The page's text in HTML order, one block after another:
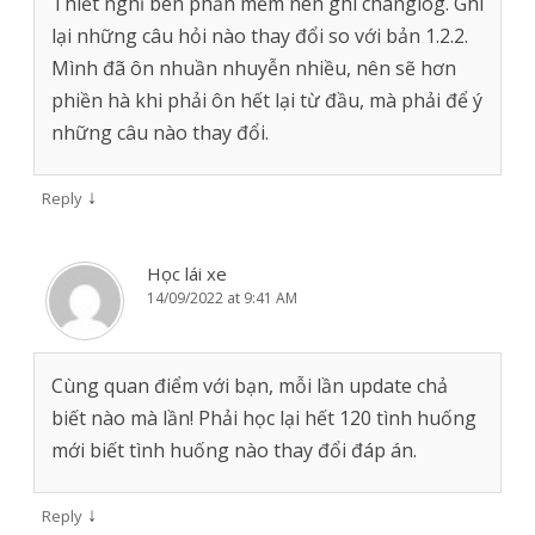
lại những câu hỏi nào thay đổi so với bản 1.2.2.
Mình đã ôn nhuần nhuyễn nhiều, nên sẽ hơn
phiền hà khi phải ôn hết lại từ đầu, mà phải để ý
những câu nào thay đổi.
Reply ↓
Học lái xe
14/09/2022 at 9:41 AM
Cùng quan điểm với bạn, mỗi lần update chả
biết nào mà lần! Phải học lại hết 120 tình huống
mới biết tình huống nào thay đổi đáp án.
Reply ↓